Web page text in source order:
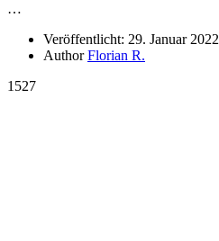
…
Veröffentlicht: 29. Januar 2022
AuthorFlorian R.
1527